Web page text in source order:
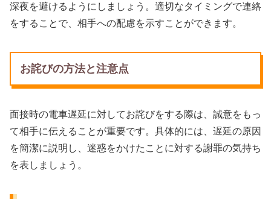
深夜を避けるようにしましょう。適切なタイミングで連絡
をすることで、相手への配慮を示すことができます。
お詫びの方法と注意点
面接時の電車遅延に対してお詫びをする際は、誠意をもっ
て相手に伝えることが重要です。具体的には、遅延の原因
を簡潔に説明し、迷惑をかけたことに対する謝罪の気持ち
を表しましょう。